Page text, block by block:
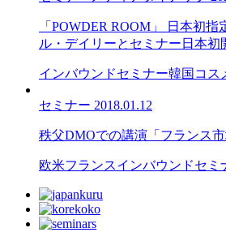
「POWDER ROOM」 日本初
ル・デイリーとセミナー日本初
インバウンドセミナー韓国 コス
セミナー 2018.01.12
秩父DMOでの講演「フランス市
欧米フランスインバウンドセミ